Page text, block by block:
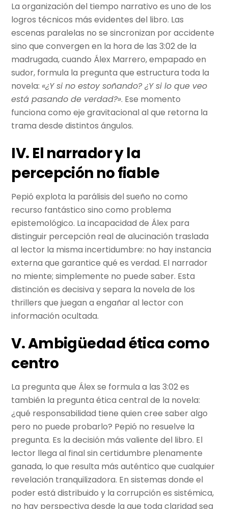
La organización del tiempo narrativo es uno de los
logros técnicos más evidentes del libro. Las
escenas paralelas no se sincronizan por accidente
sino que convergen en la hora de las 3:02 de la
madrugada, cuando Álex Marrero, empapado en
sudor, formula la pregunta que estructura toda la
novela: «¿Y si no estoy soñando? ¿Y si lo que veo
está pasando de verdad?». Ese momento
funciona como eje gravitacional al que retorna la
trama desde distintos ángulos.
IV. El narrador y la
percepción no fiable
Pepió explota la parálisis del sueño no como
recurso fantástico sino como problema
epistemológico. La incapacidad de Álex para
distinguir percepción real de alucinación traslada
al lector la misma incertidumbre: no hay instancia
externa que garantice qué es verdad. El narrador
no miente; simplemente no puede saber. Esta
distinción es decisiva y separa la novela de los
thrillers que juegan a engañar al lector con
información ocultada.
V. Ambigüedad ética como
centro
La pregunta que Álex se formula a las 3:02 es
también la pregunta ética central de la novela:
¿qué responsabilidad tiene quien cree saber algo
pero no puede probarlo? Pepió no resuelve la
pregunta. Es la decisión más valiente del libro. El
lector llega al final sin certidumbre plenamente
ganada, lo que resulta más auténtico que cualquier
revelación tranquilizadora. En sistemas donde el
poder está distribuido y la corrupción es sistémica,
no hay perspectiva desde la que toda claridad sea